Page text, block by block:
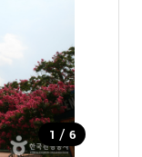
1 / 6